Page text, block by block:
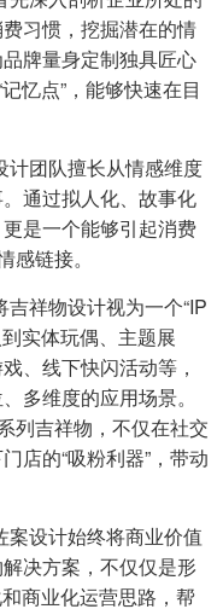
习惯，挖掘潜在的情
牌量身定制独具匠心
忆点”，能够快速在目
计团队擅长从情感维度
通过拟人化、故事化
是一个能够引起消费
感链接。
祥物设计视为一个“IP
实体玩偶、主题展
、线下快闪活动等，
多维度的应用场景。
列吉祥物，不仅在社交
店的“吸粉利器”，带动
案设计始终将商业价值
决方案，不仅仅是形
商业化运营思路，帮